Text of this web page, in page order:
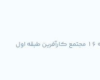
ایران - قم - بلوار خلیج فارس کوچه 16 مجتمع کارآفرین طبقه اول